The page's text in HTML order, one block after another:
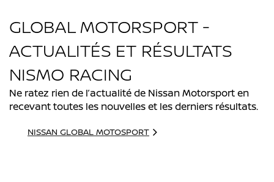
GLOBAL MOTORSPORT -
ACTUALITÉS ET RÉSULTATS
NISMO RACING
Ne ratez rien de l’actualité de Nissan Motorsport en
recevant toutes les nouvelles et les derniers résultats.
NISSAN GLOBAL MOTOSPORT